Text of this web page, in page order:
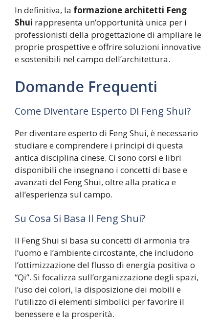
In definitiva, la formazione architetti Feng
Shui rappresenta un’opportunità unica per i
professionisti della progettazione di ampliare le
proprie prospettive e offrire soluzioni innovative
e sostenibili nel campo dell’architettura.
Domande Frequenti
Come Diventare Esperto Di Feng Shui?
Per diventare esperto di Feng Shui, è necessario
studiare e comprendere i principi di questa
antica disciplina cinese. Ci sono corsi e libri
disponibili che insegnano i concetti di base e
avanzati del Feng Shui, oltre alla pratica e
all’esperienza sul campo.
Su Cosa Si Basa Il Feng Shui?
Il Feng Shui si basa su concetti di armonia tra
l’uomo e l’ambiente circostante, che includono
l’ottimizzazione del flusso di energia positiva o
“Qi”. Si focalizza sull’organizzazione degli spazi,
l’uso dei colori, la disposizione dei mobili e
l’utilizzo di elementi simbolici per favorire il
benessere e la prosperità.